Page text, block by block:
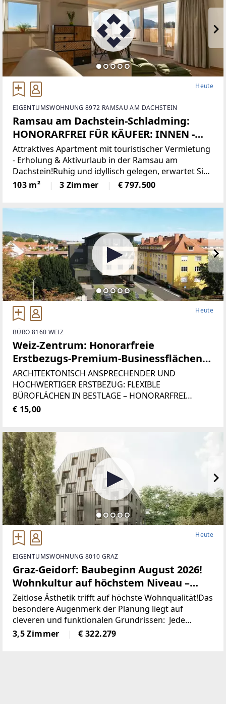
Heute
EIGENTUMSWOHNUNG 8972 RAMSAU AM DACHSTEIN
Ramsau am Dachstein-Schladming:
HONORARFREI FÜR KÄUFER: INNEN -
NUR 6,5% KAUFNEBENKOSTEN!
Apartment mit hochwertiger
Ausstattung, in einzigartiger Lage,
touristische Vermietung &
Attraktives Apartment mit touristischer Vermietung
- Erholung & Aktivurlaub in der Ramsau am
Dachstein!Ruhig und idyllisch gelegen, erwartet Sie
dieses Apartment direkt an der Loipe in der
traumhaften Region Ramsau am Dachstein – ein
103 m² 3 Zimmer € 797.500
Heute
BÜRO 8160 WEIZ
Weiz-Zentrum: Honorarfreie
Erstbezugs-Premium-Businessflächen
im STADTHAUS WEIZ - der ideale
Standort für Büros, Praxen und
Dienstleister!
ARCHITEKTONISCH ANSPRECHENDER UND
HOCHWERTIGER ERSTBEZUG: FLEXIBLE
BÜROFLÄCHEN IN BESTLAGE – HONORARFREI
MIETEN UND IHR RAUMPROGRAMM WÄHLENDiese
€ 15,00
Heute
EIGENTUMSWOHNUNG 8010 GRAZ
Graz-Geidorf: Baubeginn August 2026!
Wohnkultur auf höchstem Niveau –
Erstbezug im exklusiven
Neubauprojekt! Honorarfrei für Käufer:
innen!
Zeitlose Ästhetik trifft auf höchste Wohnqualität!Das
besondere Augenmerk der Planung liegt auf
cleveren und funktionalen Grundrissen: Jede
Wohnung punktet mit offenen, hellen Wohn-Ess-
Bereichen, ruhigen Schlafzimmern, praktischen
3,5 Zimmer € 322.279